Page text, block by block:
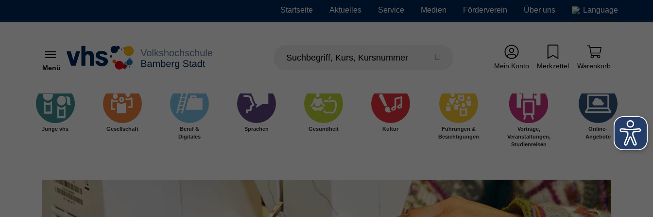
Startseite Aktuelles Service Medien Förderverein Über uns Language
Menü Mein Konto Merkzettel Warenkorb
Junge vhs Gesellschaft
Beruf &
Digitales
Sprachen Gesundheit Kultur
Führungen &
Besichtigungen
Vorträge,
Veranstaltungen,
Studienreisen
Online-
Angebote